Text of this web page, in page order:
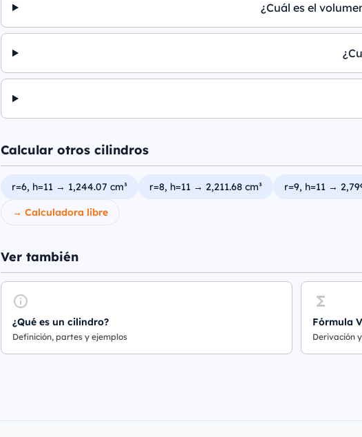
¿Cuál es el
Calcular otros cilindros
r=6, h=11 → 1,244.07 cm³ r=8, h=11 → 2,211.68 cm³ r=9, h=11 →
→ Calculadora libre
Ver también
¿Qué es un cilindro?
Definición, partes y ejemplos
Fórmula
Derivación